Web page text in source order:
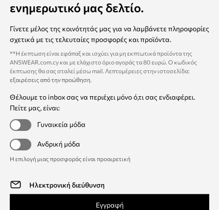
ενημερωτικό μας δελτίο.
Γίνετε μέλος της κοινότητάς μας για να λαμβάνετε πληροφορίες
σχετικά με τις τελευταίες προσφορές και προϊόντα.
**Η έκπτωση είναι εφάπαξ και ισχύει για μη εκπτωτικά προϊόντα της
ANSWEAR.com.cy και με ελάχιστο όριο αγοράς τα 80 ευρώ. Ο κωδικός
έκπτωσης θα σας σταλεί μέσω mail. Λεπτομέρειες στην ιστοσελίδα:
εξαιρέσεις από την προώθηση.
Θέλουμε το inbox σας να περιέχει μόνο ό,τι σας ενδιαφέρει.
Πείτε μας, είναι:
Γυναικεία μόδα
Ανδρική μόδα
Η επιλογή μιας προσφοράς είναι προαιρετική
Εγγραφή